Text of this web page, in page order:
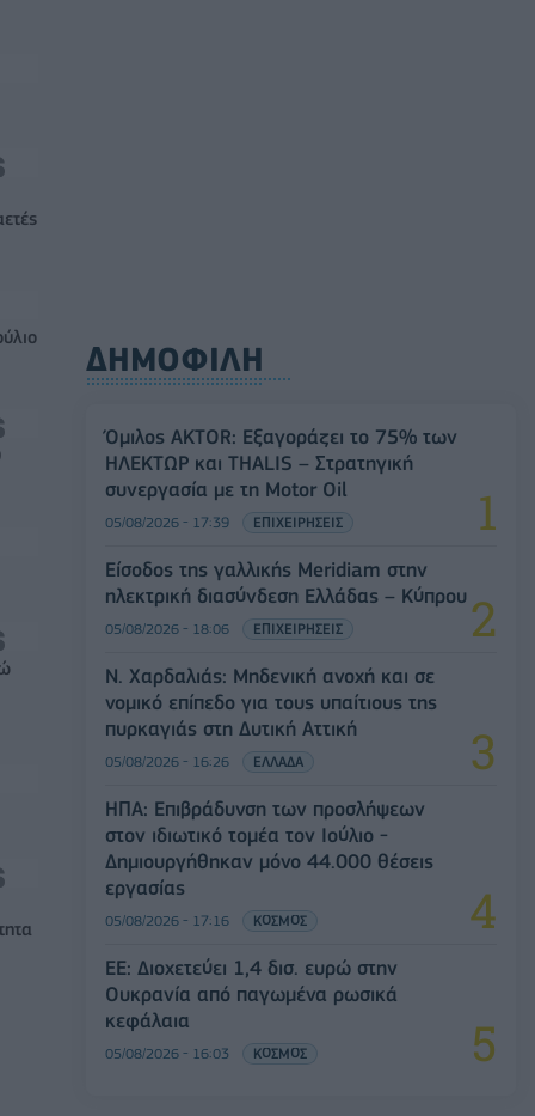
ΔΗΜΟΦΙΛΗ
Όμιλος AKTOR: Εξαγοράζει το 75% των
ΗΛΕΚΤΩΡ και THALIS – Στρατηγική
συνεργασία με τη Motor Oil
05/08/2026 - 17:39 ΕΠΙΧΕΙΡΗΣΕΙΣ
Είσοδος της γαλλικής Meridiam στην
ηλεκτρική διασύνδεση Ελλάδας – Κύπρου
05/08/2026 - 18:06 ΕΠΙΧΕΙΡΗΣΕΙΣ
Ν. Χαρδαλιάς: Μηδενική ανοχή και σε
νομικό επίπεδο για τους υπαίτιους της
πυρκαγιάς στη Δυτική Αττική
05/08/2026 - 16:26 ΕΛΛΑΔΑ
ΗΠΑ: Επιβράδυνση των προσλήψεων
στον ιδιωτικό τομέα τον Ιούλιο -
Δημιουργήθηκαν μόνο 44.000 θέσεις
εργασίας
05/08/2026 - 17:16 ΚΟΣΜΟΣ
ΕΕ: Διοχετεύει 1,4 δισ. ευρώ στην
Ουκρανία από παγωμένα ρωσικά
κεφάλαια
05/08/2026 - 16:03 ΚΟΣΜΟΣ